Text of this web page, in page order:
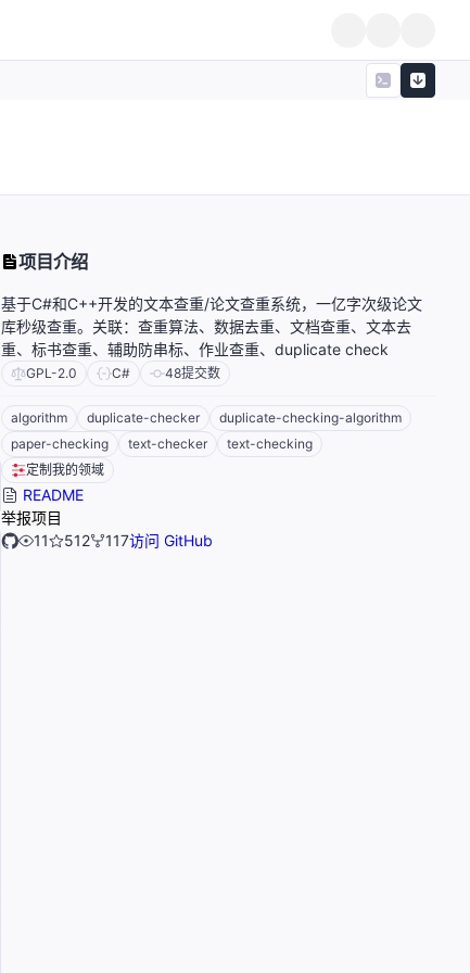
项目介绍
基于C#和C++开发的文本查重/论文查重系统，一亿字次级论文
库秒级查重。关联：查重算法、数据去重、文档查重、文本去
重、标书查重、辅助防串标、作业查重、duplicate check
GPL-2.0 C# 48提交数
algorithm duplicate-checker
duplicate-checking-algorithm
paper-checking
text-checker
text-checking
定制我的领域
README
举报项目
11
512 117访问 GitHub